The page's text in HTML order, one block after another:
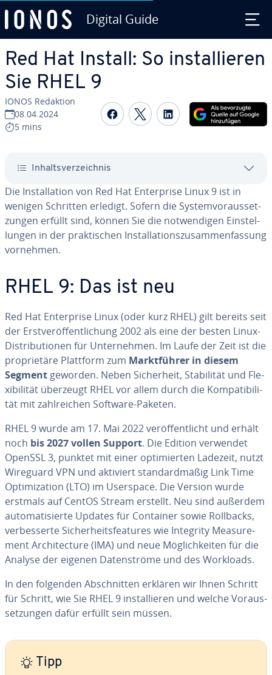
Digital Guide
Red Hat Install: So in­stal­lie­ren
Sie RHEL 9
IONOS Redaktion
08.04.2024
5 mins
Auf Facebook teilen
Auf Twitter teilen
Auf LinkedIn
In­halts­ver­zeich­nis
Die In­stal­la­ti­on von Red Hat En­ter­pri­se Linux 9 ist in
wenigen Schritten erledigt. Sofern die Sys­tem­vor­aus­set­
zun­gen erfüllt sind, können Sie die not­wen­di­gen Ein­stel­
lun­gen in der prak­ti­schen In­stal­la­ti­ons­zu­sam­men­fas­sung
vornehmen.
RHEL 9: Das ist neu
Red Hat En­ter­pri­se Linux (oder kurz RHEL) gilt bereits seit
der Erst­ver­öf­fent­li­chung 2002 als eine der besten Linux-
Dis­tri­bu­tio­nen für Un­ter­neh­men. Im Laufe der Zeit ist die
pro­prie­tä­re Plattform zum Markt­füh­rer in diesem
Segment geworden. Neben Si­cher­heit, Sta­bi­li­tät und Fle­
xi­bi­li­tät überzeugt RHEL vor allem durch die Kom­pa­ti­bi­li­
tät mit zahl­rei­chen Software-Paketen.
RHEL 9 wurde am 17. Mai 2022 ver­öf­fent­licht und erhält
noch bis 2027 vollen Support. Die Edition verwendet
OpenSSL 3, punktet mit einer op­ti­mier­ten Ladezeit, nutzt
Wireguard VPN und aktiviert stan­dard­mä­ßig Link Time
Op­ti­miza­ti­on (LTO) im Userspace. Die Version wurde
erstmals auf CentOS Stream erstellt. Neu sind außerdem
au­to­ma­ti­sier­te Updates für Container sowie Rollbacks,
ver­bes­ser­te Si­cher­heits­fea­tures wie Integrity Me­a­su­re­
ment Ar­chi­tec­tu­re (IMA) und neue Mög­lich­kei­ten für die
Analyse der eigenen Da­ten­strö­me und des Workloads.
In den folgenden Ab­schnit­ten erklären wir Ihnen Schritt
für Schritt, wie Sie RHEL 9 in­stal­lie­ren und welche Vor­aus­
set­zun­gen dafür erfüllt sein müssen.
Tipp